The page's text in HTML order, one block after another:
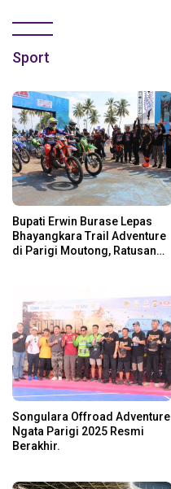
Sport
Bupati Erwin Burase Lepas
Bhayangkara Trail Adventure
di Parigi Moutong, Ratusan
Songulara Offroad Adventure
Ngata Parigi 2025 Resmi
Berakhir.